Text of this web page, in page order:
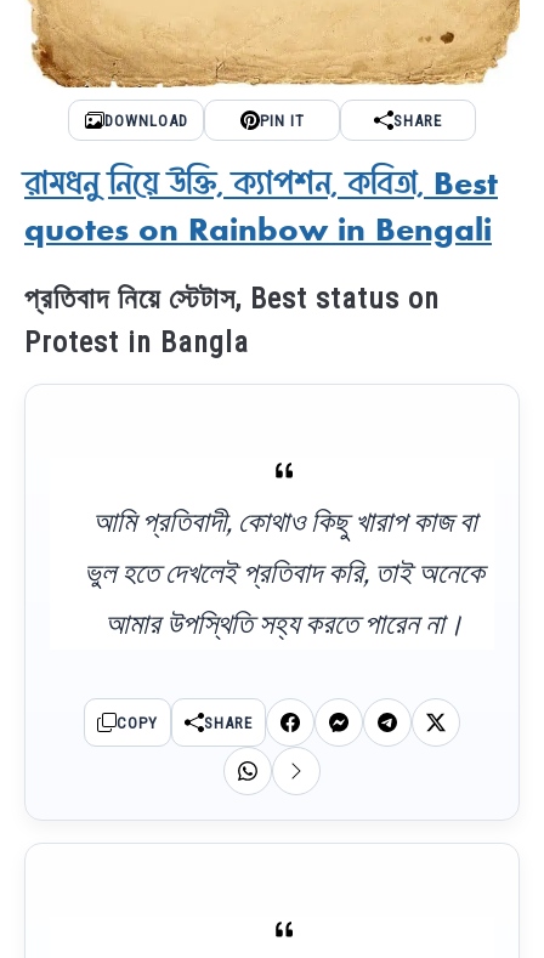
DOWNLOAD PIN IT SHARE
রামধনু নিয়ে উক্তি, ক্যাপশন, কবিতা, Best
quotes on Rainbow in Bengali
প্রতিবাদ নিয়ে স্টেটাস, Best status on
Protest in Bangla
আমি প্রতিবাদী, কোথাও কিছু খারাপ কাজ বা
ভুল হতে দেখলেই প্রতিবাদ করি, তাই অনেকে
আমার উপস্থিতি সহ্য করতে পারেন না।
COPY SHARE